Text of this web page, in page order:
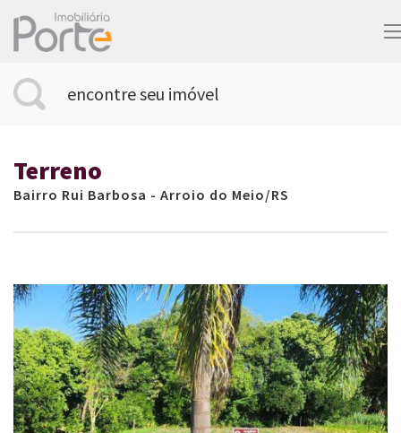
encontre seu imóvel
Terreno
Bairro Rui Barbosa - Arroio do Meio/RS